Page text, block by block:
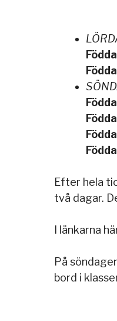
Efter hela
två dagar.
I länkarna
På
bord i